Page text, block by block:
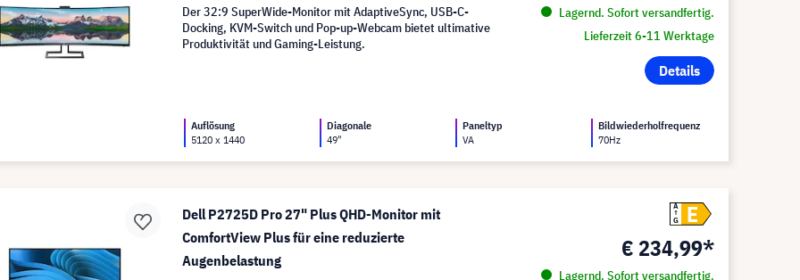
Lagernd. Sofort versandfertig.
Lieferzeit 6-11 Werktage
Details
Der 32:9 SuperWide-Monitor mit AdaptiveSync, USB-C-
Docking, KVM-Switch und Pop-up-Webcam bietet ultimative
Produktivität und Gaming-Leistung.
Auflösung
5120 x 1440
Diagonale
49"
Paneltyp
VA
Bildwiederholfrequenz
70Hz
Dell P2725D Pro 27" Plus QHD-Monitor mit
ComfortView Plus für eine reduzierte
Augenbelastung
A
G
E
€ 234,99*
Lagernd. Sofort versandfertig.